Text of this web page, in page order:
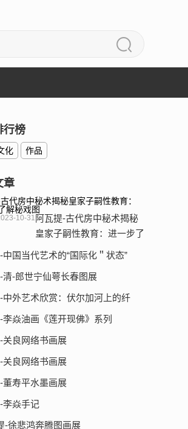
行榜
化 作品
章
阿瓦提-古代房中秘术揭秘
皇家子嗣性教育：进一步了
解秘戏图
10-31
中国当代艺术的“国际化＂状态”
清-郎世宁仙萼长春图展
中外艺术欣赏：伏尔加河上的纤
李焱油画《莲开现佛》系列
关良网络书画展
关良网络书画展
董寿平水墨画展
李焱手记
-徐悲鸿奔腾图画展